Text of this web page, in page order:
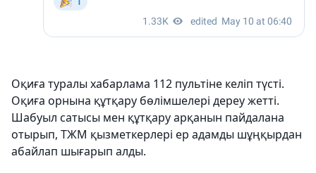
Оқиға туралы хабарлама 112 пультіне келіп түсті.
Оқиға орнына құтқару бөлімшелері дереу жетті.
Шабуыл сатысы мен құтқару арқанын пайдалана
отырып, ТЖМ қызметкерлері ер адамды шұңқырдан
абайлап шығарып алды.